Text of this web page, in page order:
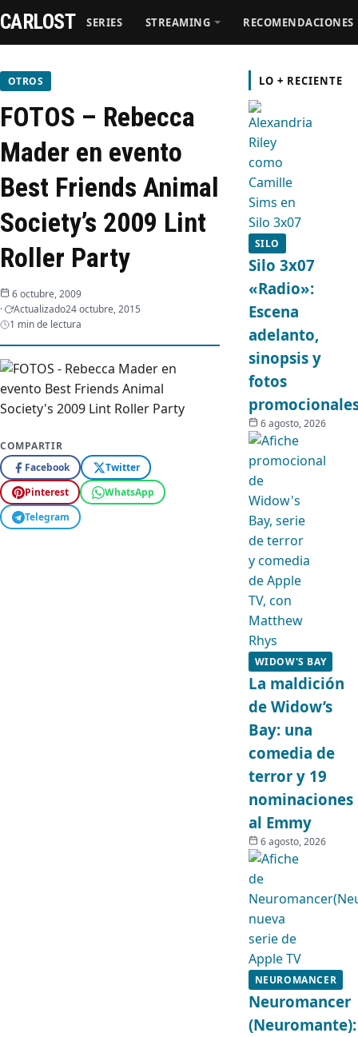
Series
Streaming
Recomendaciones
Videos
Webisodios
CARLOST SERIES STREAMING RECOMENDACIONES
OTROS
FOTOS – Rebecca
Mader en evento
Best Friends Animal
Society’s 2009 Lint
Roller Party
6 octubre, 2009
Actualizado24 octubre, 2015
1 min de lectura
COMPARTIR
Facebook
Twitter
Pinterest
WhatsApp
Telegram
LO + RECIENTE
SILO
Silo 3x07
«Radio»:
Escena
adelanto,
sinopsis y
fotos
6 agosto, 2026
WIDOW'S BAY
La maldición
de Widow’s
Bay: una
comedia de
terror y 19
nominaciones
al Emmy
6 agosto, 2026
NEUROMANCER
Neuromancer
(Neuromante):